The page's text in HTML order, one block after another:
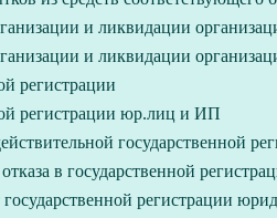
и ликвидации
и ликвидации
регистрации
регистрации юр.лиц и ИП
государственной
в государственной
регистрации